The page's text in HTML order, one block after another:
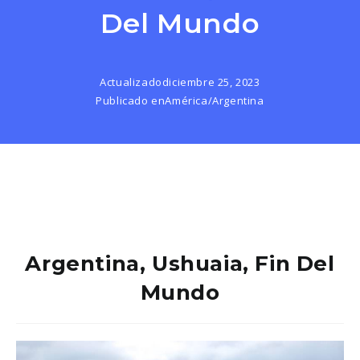
Del Mundo
Actualizadodiciembre 25, 2023
Publicado enAmérica/Argentina
Argentina, Ushuaia, Fin Del
Mundo